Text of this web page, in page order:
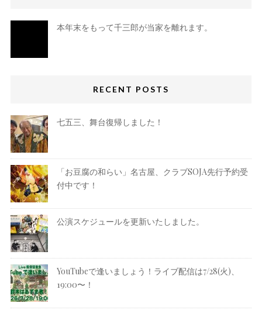
本年末をもって千三郎が当家を離れます。
RECENT POSTS
七五三、舞台復帰しました！
「お豆腐の和らい」名古屋、クラブSOJA先行予約受
付中です！
公演スケジュールを更新いたしました。
YouTubeで逢いましょう！ライブ配信は7/28(火)、
19:00〜！